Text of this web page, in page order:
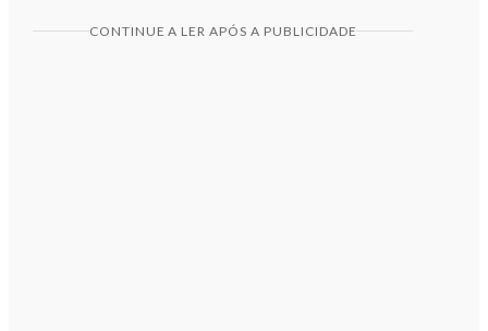
CONTINUE A LER APÓS A PUBLICIDADE